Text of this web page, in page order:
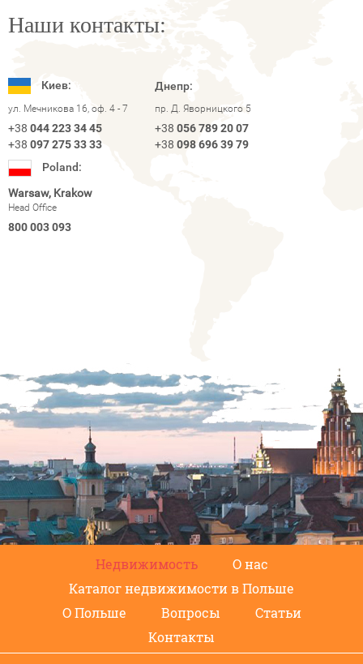
Наши контакты:
Киев:
ул. Мечникова 16, оф. 4 - 7
+38 044 223 34 45
+38 097 275 33 33
Днепр:
пр. Д. Яворницкого 5
+38 056 789 20 07
+38 098 696 39 79
Poland:
Warsaw, Krakow
Head Office
800 003 093
Недвижимость
О нас
Каталог недвижимости в Польше
О Польше
Вопросы
Статьи
Контакты